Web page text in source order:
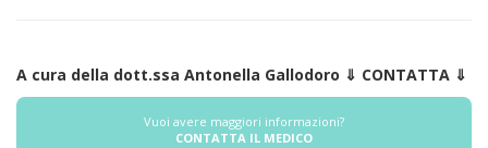
A cura della dott.ssa Antonella Gallodoro ⇓ CONTATTA ⇓
Vuoi avere maggiori informazioni?
CONTATTA IL MEDICO